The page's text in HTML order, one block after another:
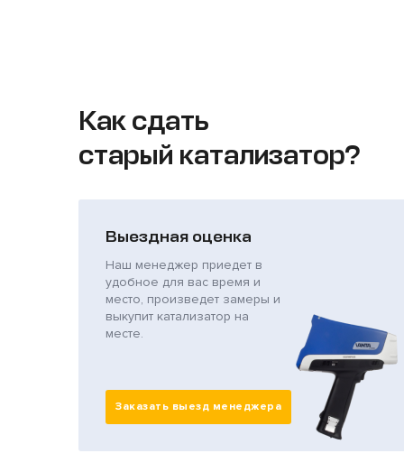
Как сдать
старый катализатор?
Выездная оценка
Наш менеджер приедет в
удобное для вас время и
место, произведет замеры и
выкупит катализатор на
месте.
Заказать выезд менеджера